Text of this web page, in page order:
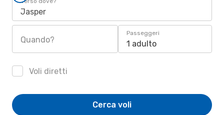
Jasper
Quando?
Passeggeri
1 adulto
Voli diretti
Cerca voli